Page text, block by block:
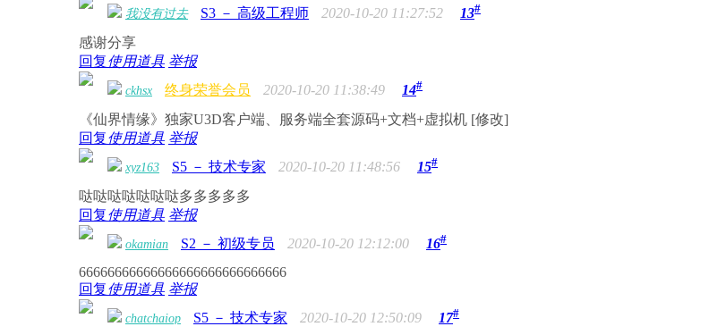
我没有过去 S3 － 高级工程师 2020-10-20 11:27:52 13#
感谢分享
回复使用道具 举报
ckhsx 终身荣誉会员 2020-10-20 11:38:49 14#
《仙界情缘》独家U3D客户端、服务端全套源码+文档+虚拟机 [修改]
回复使用道具 举报
xyz163 S5 － 技术专家 2020-10-20 11:48:56 15#
哒哒哒哒哒哒哒多多多多多
回复使用道具 举报
okamian S2 － 初级专员 2020-10-20 12:12:00 16#
66666666666666666666666666666
回复使用道具 举报
chatchaiop S5 － 技术专家 2020-10-20 12:50:09 17#